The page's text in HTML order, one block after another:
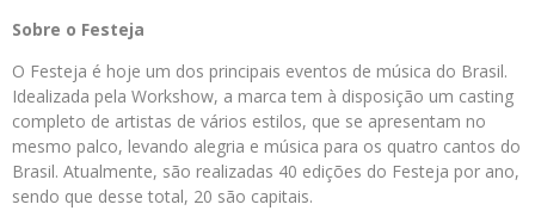
Sobre o Festeja
O Festeja é hoje um dos principais eventos de música do Brasil.
Idealizada pela Workshow, a marca tem à disposição um casting
completo de artistas de vários estilos, que se apresentam no
mesmo palco, levando alegria e música para os quatro cantos do
Brasil. Atualmente, são realizadas 40 edições do Festeja por ano,
sendo que desse total, 20 são capitais.